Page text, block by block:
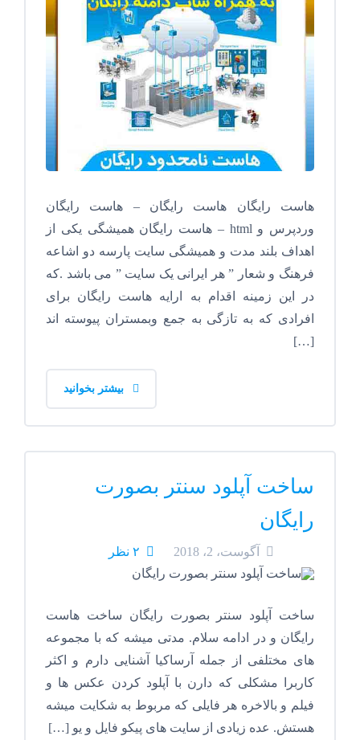
هاست رایگان هاست رایگان – هاست رایگان
وردپرس و html – هاست رایگان همیشگی یکی از
اهداف بلند مدت و همیشگی سایت پارسه دو اشاعه
فرهنگ و شعار ” هر ایرانی یک سایت ” می باشد .که
در این زمینه اقدام به ارایه هاست رایگان برای
افرادی که به تازگی به جمع وبمستران پیوسته اند
[…]
ساخت آپلود سنتر بصورت
رایگان
آگوست، 2، 2018 ۲ نظر
ساخت آپلود سنتر بصورت رایگان ساخت هاست
رایگان و در ادامه سلام. مدتی میشه که با مجموعه
های مختلفی از جمله آرساکیا آشنایی دارم و اکثر
کاربرا مشکلی که دارن با آپلود کردن عکس ها و
فیلم و بالاخره هر فایلی که مربوط به شکایت میشه
هستش. عده زیادی از سایت های پیکو فایل و یو […]